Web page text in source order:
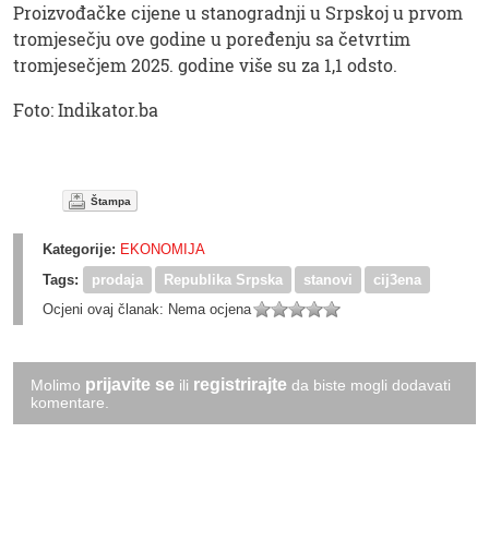
Proizvođačke cijene u stanogradnji u Srpskoj u prvom
tromjesečju ove godine u poređenju sa četvrtim
tromjesečjem 2025. godine više su za 1,1 odsto.
Foto: Indikator.ba
Štampa
Kategorije: EKONOMIJA
Tags:
prodaja Republika Srpska stanovi
cij3ena
Ocjeni ovaj članak: Nema ocjena
Molimo prijavite se ili registrirajte da biste mogli dodavati
komentare.